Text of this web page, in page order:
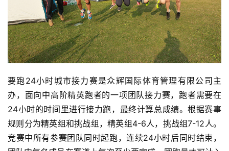
要跑24小时城市接力赛是众辉国际体育管理有限公司主
办，面向中高阶精英跑者的一项团队接力赛，跑者需要在
24小时的时间里进行接力跑，最终计算总成绩。根据赛事
规则分为精英组和挑战组，精英组4-6人，挑战组7-12人。
竞赛中所有参赛团队同时起跑，连续24小时后同时结束，